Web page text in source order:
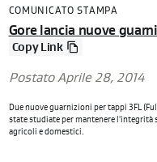
COMUNICATO STAMPA
Gore lancia nuove
Copy Link
Postato Aprile 28, 2014
Due nuove guarnizioni per tappi 3FL
state studiate per mantenere
agricoli e domestici.